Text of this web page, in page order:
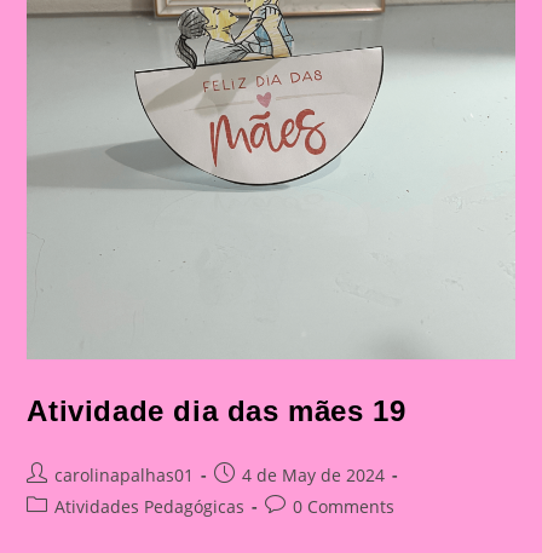
Atividade dia das mães 19
Post
author:
carolinapalhas01
Post
published:
4 de May de 2024
PostAtividades Pedagógicas
Post0 Comments